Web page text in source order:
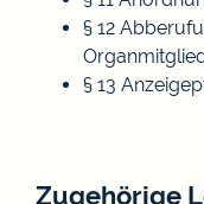
§ 12
§ 13
Zugehörige